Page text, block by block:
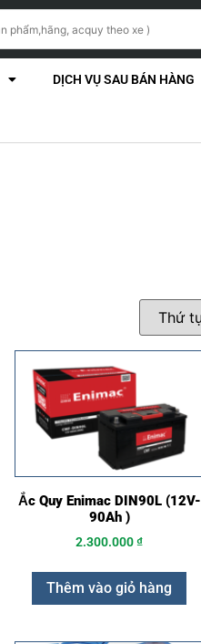
DỊCH VỤ SAU BÁN HÀNG
Ắc Quy Enimac DIN90L (12V-
90Ah )
2.300.000₫
Thêm vào giỏ hàng